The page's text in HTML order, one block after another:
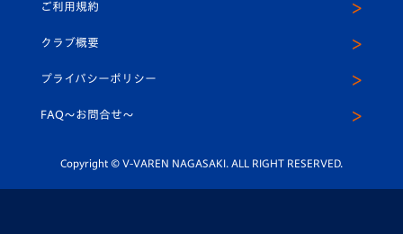
平和祈念活動
ホームタウン活動
スクール
ヴィヴィくんインスタグラム
公式LINE＠
ご利用規約
クラブ概要
プライバシーポリシー
FAQ〜お問合せ〜
Copyright © V-VAREN NAGASAKI. ALL RIGHT RESERVED.